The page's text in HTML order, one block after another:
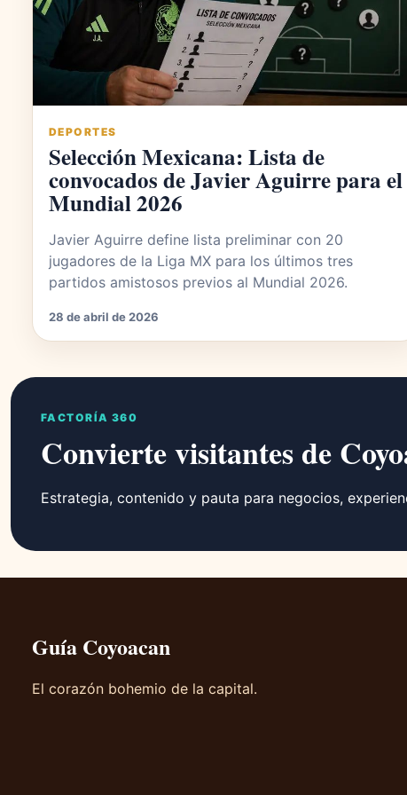
DEPORTES
Selección Mexicana: Lista de
convocados de Javier Aguirre para el
Mundial 2026
Javier Aguirre define lista preliminar con 20
jugadores de la Liga MX para los últimos tres
partidos amistosos previos al Mundial 2026.
28 de abril de 2026
FACTORÍA 360
Convierte visitantes de
Estrategia, contenido y pauta para negocios,
Guía Coyoacan
El corazón bohemio de la capital.